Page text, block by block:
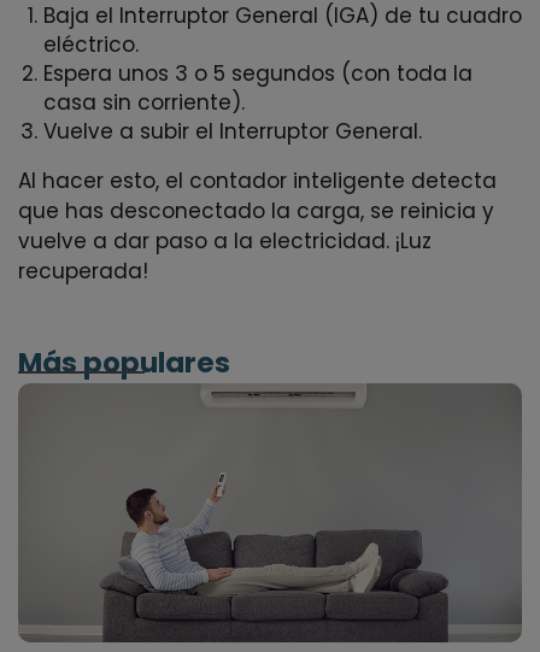
Baja el Interruptor General (IGA) de tu cuadro
eléctrico.
Espera unos 3 o 5 segundos (con toda la
casa sin corriente).
Vuelve a subir el Interruptor General.
Al hacer esto, el contador inteligente detecta
que has desconectado la carga, se reinicia y
vuelve a dar paso a la electricidad. ¡Luz
recuperada!
Más populares